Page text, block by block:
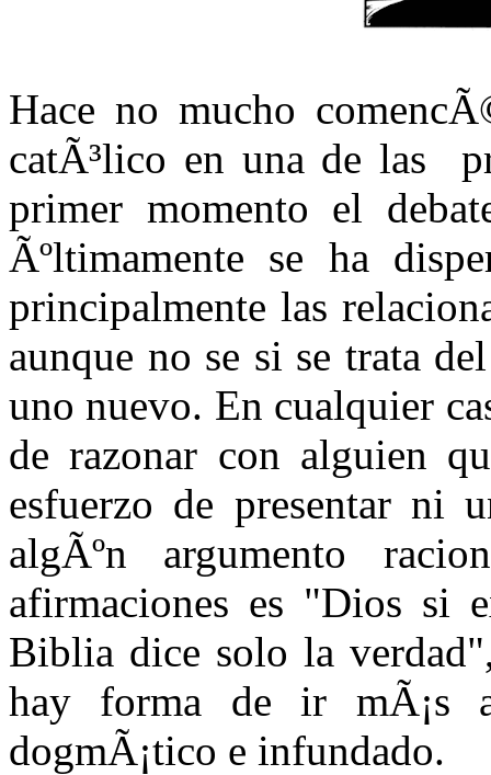
Hace no mucho
catÃ³lico en una de las
primer momento el
Ãºltimamente se ha
principalmente las
aunque no se si se trata
uno nuevo. En cualquier
de razonar con alguien
esfuerzo de presentar ni
algÃºn argumento
afirmaciones es "Dios si
Biblia dice solo la
hay forma de ir mÃ¡s
dogmÃ¡tico e infundado.